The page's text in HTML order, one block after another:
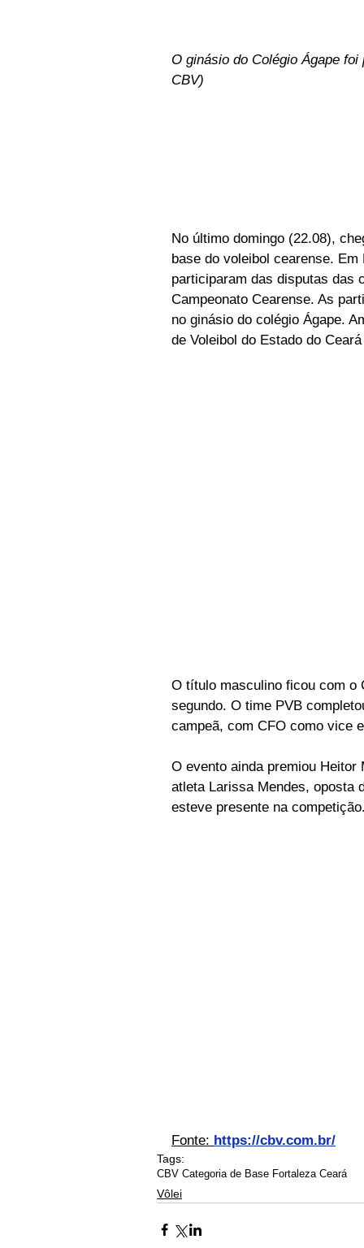
O ginásio do Colégio Ágape
CBV)
No último domingo (22.08),
base do voleibol cearense.
participaram das disputas das
Campeonato Cearense. As
no ginásio do colégio Ágape.
de Voleibol do Estado do
O título masculino ficou com o
segundo. O time PVB
campeã, com CFO como vice
O evento ainda premiou
atleta Larissa Mendes, oposta
esteve presente na competição.
Fonte: https://cbv.com.br/
Tags:
CBV Categoria de Base Fortaleza Ceará
Vôlei